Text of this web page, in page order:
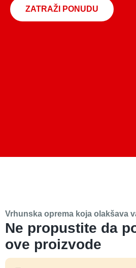
ZATRAŽI PONUDU
Vrhunska oprema koja olakšava
Ne propustite da
ove proizvode